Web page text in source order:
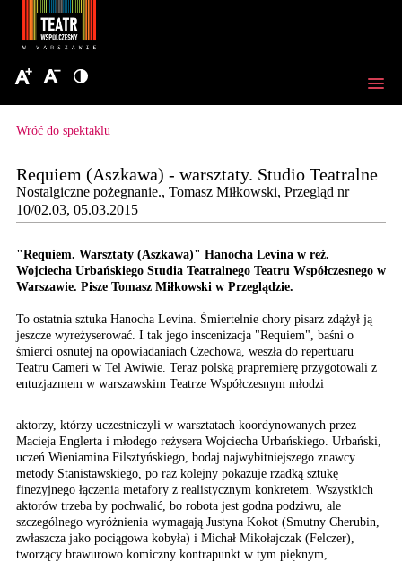
Wróć do spektaklu
Requiem (Aszkawa) - warsztaty. Studio Teatralne
Nostalgiczne pożegnanie., Tomasz Miłkowski, Przegląd nr
10/02.03, 05.03.2015
"Requiem. Warsztaty (Aszkawa)" Hanocha Levina w reż.
Wojciecha Urbańskiego Studia Teatralnego Teatru Współczesnego w
Warszawie. Pisze Tomasz Miłkowski w Przeglądzie.
To ostatnia sztuka Hanocha Levina. Śmiertelnie chory pisarz zdążył ją
jeszcze wyreżyserować. I tak jego inscenizacja "Requiem", baśni o
śmierci osnutej na opowiadaniach Czechowa, weszła do repertuaru
Teatru Cameri w Tel Awiwie. Teraz polską prapremierę przygotowali z
entuzjazmem w warszawskim Teatrze Współczesnym młodzi
aktorzy, którzy uczestniczyli w warsztatach koordynowanych przez
Macieja Englerta i młodego reżysera Wojciecha Urbańskiego. Urbański,
uczeń Wieniamina Filsztyńskiego, bodaj najwybitniejszego znawcy
metody Stanistawskiego, po raz kolejny pokazuje rzadką sztukę
finezyjnego łączenia metafory z realistycznym konkretem. Wszystkich
aktorów trzeba by pochwalić, bo robota jest godna podziwu, ale
szczególnego wyróżnienia wymagają Justyna Kokot (Smutny Cherubin,
zwłaszcza jako pociągowa kobyła) i Michał Mikołajczak (Felczer),
tworzący brawurowo komiczny kontrapunkt w tym pięknym,